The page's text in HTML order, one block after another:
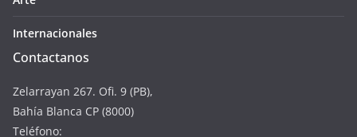
Internacionales
Contactanos
Zelarrayan 267. Ofi. 9 (PB),
Bahía Blanca CP (8000)
Teléfono: